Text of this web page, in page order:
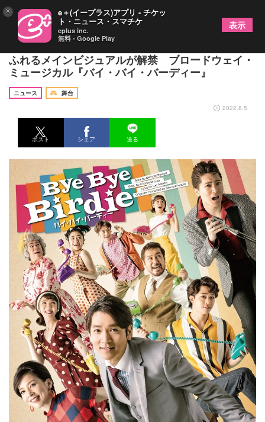
長野 博、霧矢大夢、松下優也らが揃った躍動感あ
ふれるメインビジュアルが解禁 ブロードウェイ・
ミュージカル『バイ・バイ・バーディー』
ニュース
舞台
2022.8.5
ポスト シェア 送る
× e＋(イープラス)アプリ - チケッ
ト・ニュース・スマチケ
eplus inc.
無料 - Google Play
表示